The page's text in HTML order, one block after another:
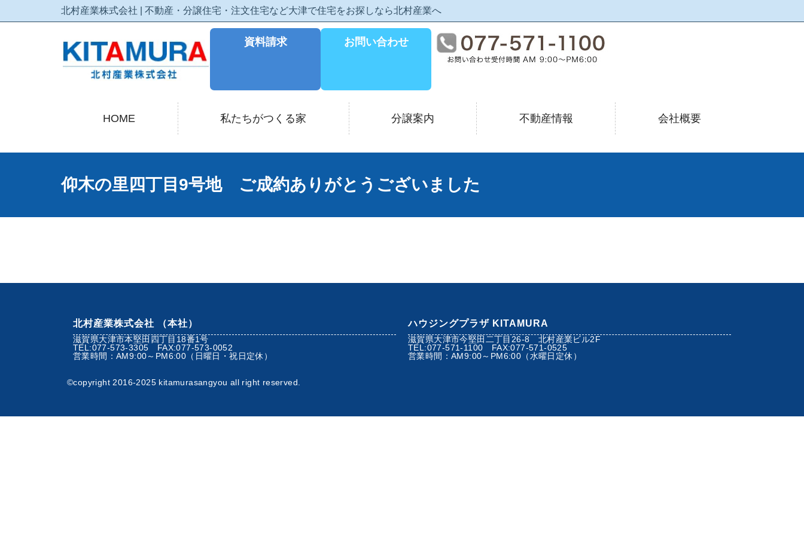
北村産業株式会社 | 不動産・分譲住宅・注文住宅など大津で住宅をお探しなら北村産業へ
資料請求 お問い合わせ
HOME 私たちがつくる家 分譲案内 不動産情報 会社概要
仰木の里四丁目9号地 ご成約ありがとうございました
北村産業株式会社 （本社）
滋賀県大津市本堅田四丁目18番1号
TEL:077-573-3305 FAX:077-573-0052
営業時間：AM9:00～PM6:00（日曜日・祝日定休）
ハウジングプラザ KITAMURA
滋賀県大津市今堅田二丁目26-8 北村産業ビル2F
TEL:077-571-1100 FAX:077-571-0525
営業時間：AM9:00～PM6:00（水曜日定休）
©︎copyright 2016-2025 kitamurasangyou all right reserved.